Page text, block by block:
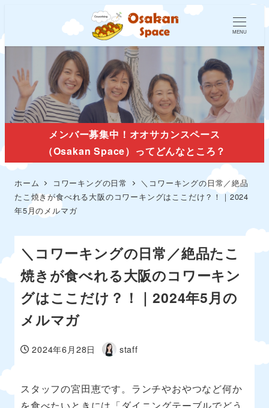
MENU
メンバー募集中！オオサカンスペース
（Osakan Space）ってどんなところ？
ホーム コワーキングの日常
＼コワーキングの日常／絶品
たこ焼きが食べれる大阪のコワーキングはここだけ？！｜2024
年5月のメルマガ
＼コワーキングの日常／絶品たこ
焼きが食べれる大阪のコワーキン
グはここだけ？！｜2024年5月の
メルマガ
投稿日
2024年6月28日
著
staff
スタッフの宮田恵です。ランチやおやつなど何か
を食べたいときには「ダイニングテーブルでどう